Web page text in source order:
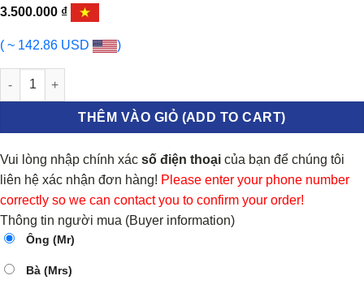
3.500.000 ₫
( ~ 142.86 USD )
MÔ BIN ĐÁNH LỬA FIAT PUNTO 2007-2020 | 0607171350012 số
THÊM VÀO GIỎ (ADD TO CART)
Vui lòng nhập chính xác số điện thoại của bạn để chúng tôi
liên hệ xác nhận đơn hàng! Please enter your phone number
correctly so we can contact you to confirm your order!
Thông tin người mua (Buyer information)
Ông (Mr)
Bà (Mrs)